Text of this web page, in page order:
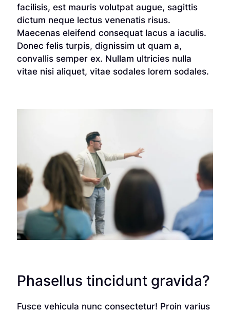
facilisis, est mauris volutpat augue, sagittis
dictum neque lectus venenatis risus.
Maecenas eleifend consequat lacus a iaculis.
Donec felis turpis, dignissim ut quam a,
convallis semper ex. Nullam ultricies nulla
vitae nisi aliquet, vitae sodales lorem sodales.
Phasellus tincidunt gravida?
Fusce vehicula nunc consectetur! Proin varius